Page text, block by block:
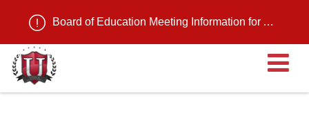
Board of Education Meeting Information for August 11, 2026